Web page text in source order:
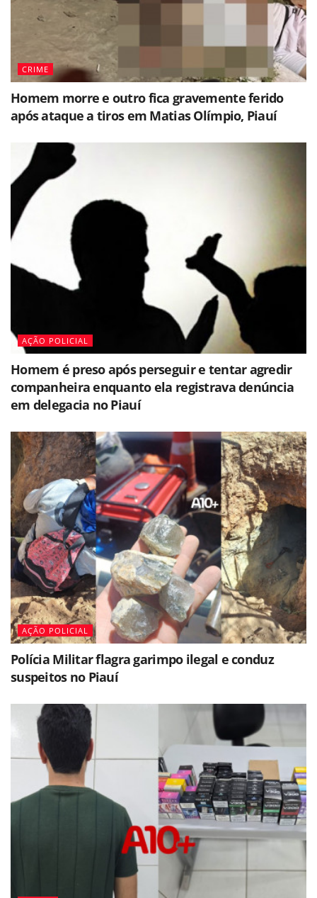
CRIME
Homem morre e outro fica gravemente ferido
após ataque a tiros em Matias Olímpio, Piauí
AÇÃO POLICIAL
Homem é preso após perseguir e tentar agredir
companheira enquanto ela registrava denúncia
em delegacia no Piauí
AÇÃO POLICIAL
Polícia Militar flagra garimpo ilegal e conduz
suspeitos no Piauí